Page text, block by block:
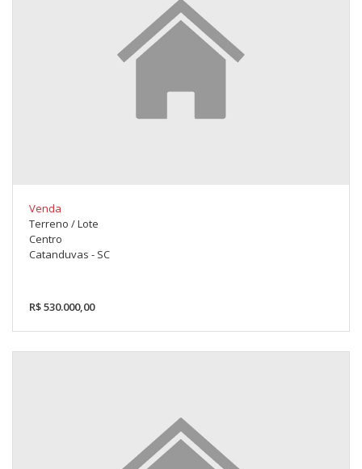
Venda
Terreno / Lote
Centro
Catanduvas - SC
R$ 530.000,00